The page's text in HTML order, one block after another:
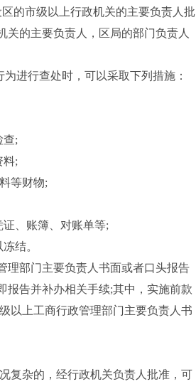
的市级以上行政机关的主要负责人批
的主要负责人，区局的部门负责人
进行查处时，可以采取下列措施：
;
;
等财物;
、账簿、对账单等;
结。
部门主要负责人书面或者口头报告
报告并补办相关手续;其中，实施前款
以上工商行政管理部门主要负责人书
杂的，经行政机关负责人批准，可